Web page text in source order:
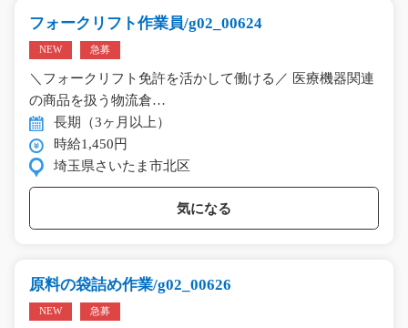
フォークリフト作業員/g02_00624
NEW 急募
＼フォークリフト免許を活かして働ける／ 医療機器関連
の商品を扱う物流倉…
長期（3ヶ月以上）
時給1,450円
埼玉県さいたま市北区
気になる
原料の袋詰め作業/g02_00626
NEW 急募